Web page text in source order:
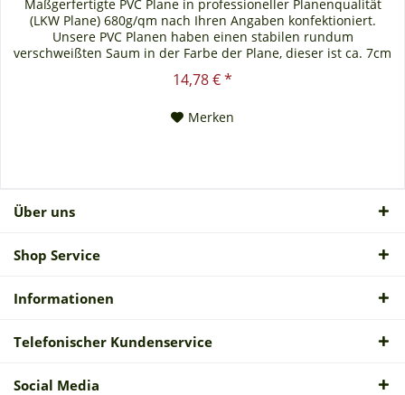
Maßgerfertigte PVC Plane in professioneller Planenqualität
(LKW Plane) 680g/qm nach Ihren Angaben konfektioniert.
Unsere PVC Planen haben einen stabilen rundum
verschweißten Saum in der Farbe der Plane, dieser ist ca. 7cm
breit. Jede PVC Plane lässt sich bei uns mit verzinkten Ösen
oder auf Wunsch auch mit Edelstahlösen ausstatten. Die PVC
14,78 € *
Merken
Über uns
Shop Service
Informationen
Telefonischer Kundenservice
Social Media